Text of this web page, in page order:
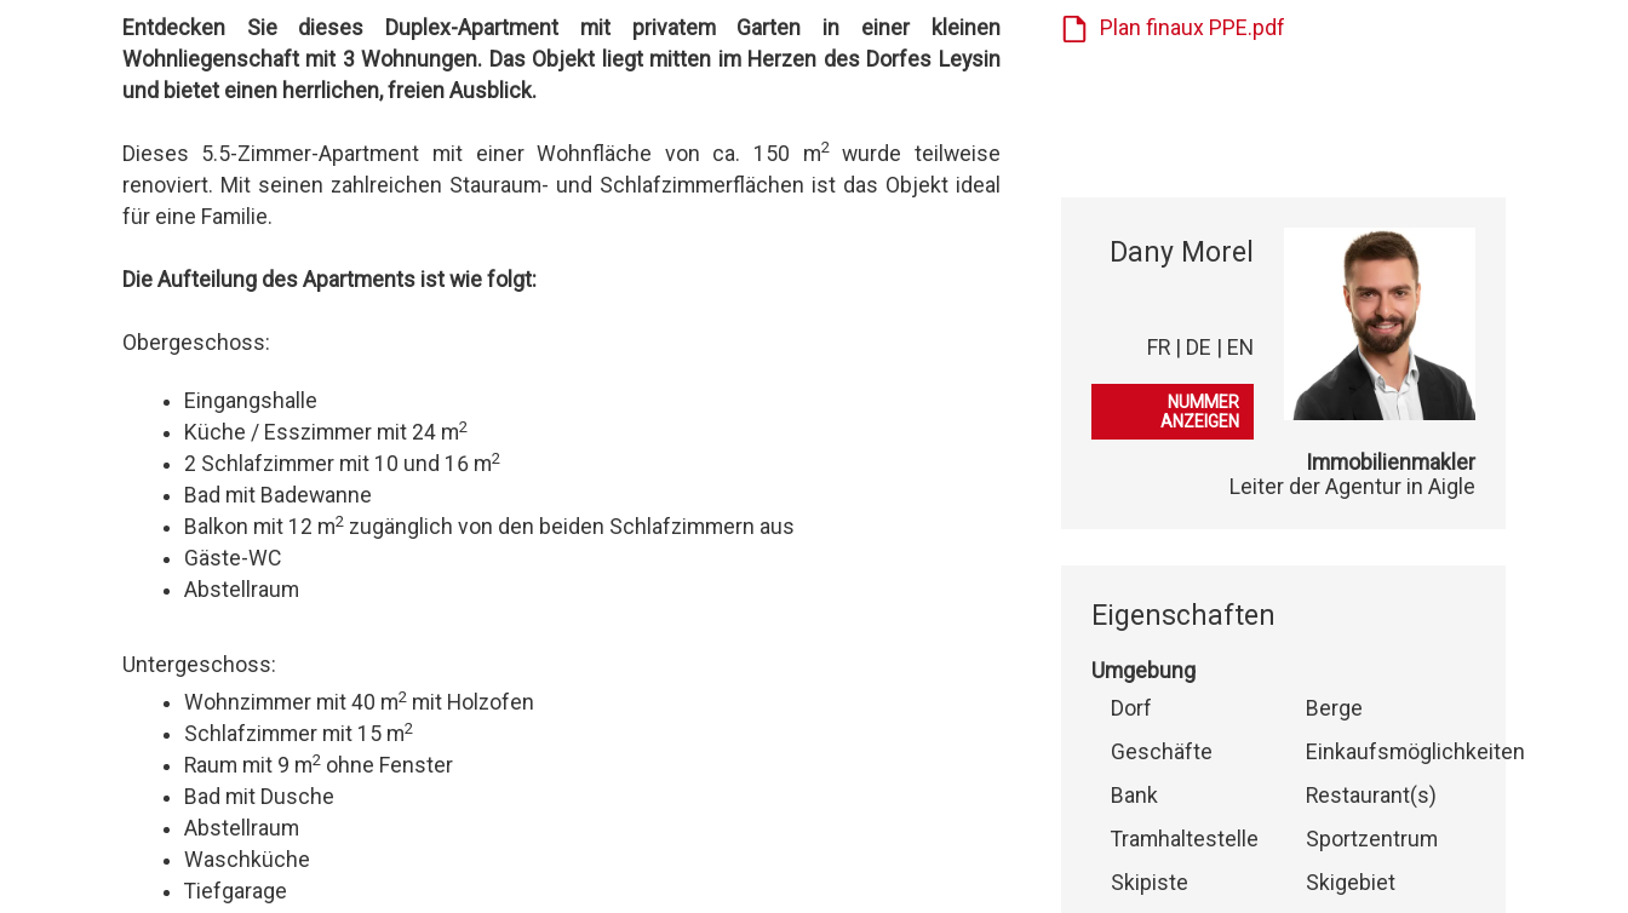
Entdecken Sie dieses Duplex-Apartment mit privatem Garten in einer kleinen
Wohnliegenschaft mit 3 Wohnungen. Das Objekt liegt mitten im Herzen des Dorfes Leysin
und bietet einen herrlichen, freien Ausblick.
Dieses 5.5-Zimmer-Apartment mit einer Wohnfläche von ca. 150 m2wurde teilweise
renoviert. Mit seinen zahlreichen Stauraum- und Schlafzimmerflächen ist das Objekt ideal
für eine Familie.
Die Aufteilung des Apartments ist wie folgt:
Obergeschoss:
Eingangshalle
Küche / Esszimmer mit 24 m2
2 Schlafzimmer mit 10 und 16 m2
Bad mit Badewanne
Balkon mit 12 m2 zugänglich von den beiden Schlafzimmern aus
Gäste-WC
Abstellraum
Untergeschoss:
Wohnzimmer mit 40 m2 mit Holzofen
Schlafzimmer mit 15 m2
Raum mit 9 m2 ohne Fenster
Bad mit Dusche
Abstellraum
Waschküche
Tiefgarage
Plan finaux PPE.pdf
Dany Morel
FR | DE | EN
079 323 18 18
NUMMER
ANZEIGEN
Immobilienmakler
Leiter der Agentur in Aigle
Eigenschaften
Umgebung
Dorf
Berge
Geschäfte
Einkaufsmöglichkeiten
Bank
Restaurant(s)
Tramhaltestelle
Sportzentrum
Skipiste
Skigebiet